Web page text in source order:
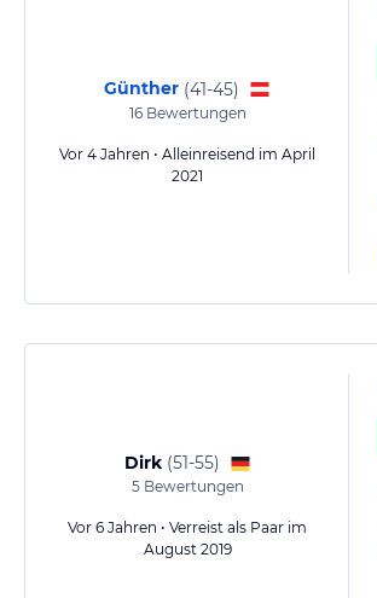
Günther (41-45)
16Bewertungen
Vor 4 Jahren • Alleinreisend im April
2021
Dirk (51-55)
5Bewertungen
Vor 6 Jahren • Verreist als Paar im
August 2019